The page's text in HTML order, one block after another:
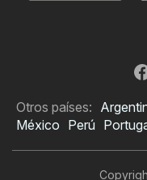
Otros países:
México Perú